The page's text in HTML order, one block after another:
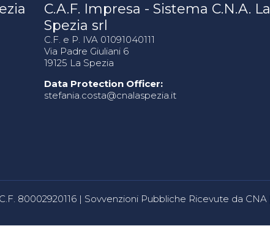
C.A.F. Impresa - Sistema C.N.A. La
Spezia srl
C.F. e P. IVA 01091040111
Via Padre Giuliani 6
19125 La Spezia
Data Protection Officer:
stefania.costa@cnalaspezia.it
80002920116 | Sovvenzioni Pubbliche Ricevute da CNA